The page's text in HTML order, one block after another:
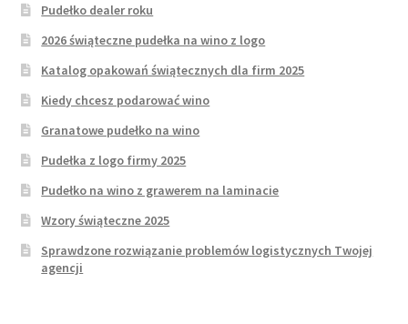
Pudełko dealer roku
2026 świąteczne pudełka na wino z logo
Katalog opakowań świątecznych dla firm 2025
Kiedy chcesz podarować wino
Granatowe pudełko na wino
Pudełka z logo firmy 2025
Pudełko na wino z grawerem na laminacie
Wzory świąteczne 2025
Sprawdzone rozwiązanie problemów logistycznych Twojej
agencji